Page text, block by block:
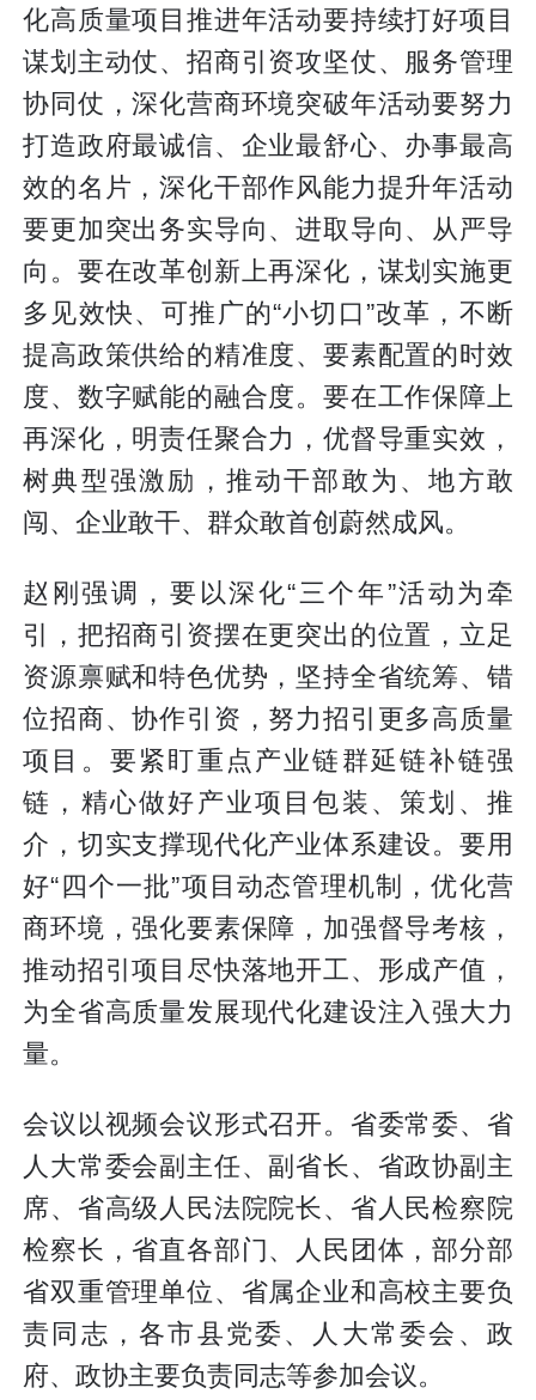
化高质量项目推进年活动要持续打好项目
谋划主动仗、招商引资攻坚仗、服务管理
协同仗，深化营商环境突破年活动要努力
打造政府最诚信、企业最舒心、办事最高
效的名片，深化干部作风能力提升年活动
要更加突出务实导向、进取导向、从严导
向。要在改革创新上再深化，谋划实施更
多见效快、可推广的“小切口”改革，不断
提高政策供给的精准度、要素配置的时效
度、数字赋能的融合度。要在工作保障上
再深化，明责任聚合力，优督导重实效，
树典型强激励，推动干部敢为、地方敢
闯、企业敢干、群众敢首创蔚然成风。
赵刚强调，要以深化“三个年”活动为牵
引，把招商引资摆在更突出的位置，立足
资源禀赋和特色优势，坚持全省统筹、错
位招商、协作引资，努力招引更多高质量
项目。要紧盯重点产业链群延链补链强
链，精心做好产业项目包装、策划、推
介，切实支撑现代化产业体系建设。要用
好“四个一批”项目动态管理机制，优化营
商环境，强化要素保障，加强督导考核，
推动招引项目尽快落地开工、形成产值，
为全省高质量发展现代化建设注入强大力
量。
会议以视频会议形式召开。省委常委、省
人大常委会副主任、副省长、省政协副主
席、省高级人民法院院长、省人民检察院
检察长，省直各部门、人民团体，部分部
省双重管理单位、省属企业和高校主要负
责同志，各市县党委、人大常委会、政
府、政协主要负责同志等参加会议。